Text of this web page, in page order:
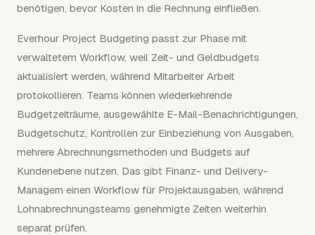
benötigen, bevor Kosten in die Rechnung einfließen.
Everhour Project Budgeting passt zur Phase mit
verwaltetem Workflow, weil Zeit- und Geldbudgets
aktualisiert werden, während Mitarbeiter Arbeit
protokollieren. Teams können wiederkehrende
Budgetzeiträume, ausgewählte E-Mail-Benachrichtigungen,
Budgetschutz, Kontrollen zur Einbeziehung von Ausgaben,
mehrere Abrechnungsmethoden und Budgets auf
Kundenebene nutzen. Das gibt Finanz- und Delivery-
Managern einen Workflow für Projektausgaben, während
Lohnabrechnungsteams genehmigte Zeiten weiterhin
separat prüfen.